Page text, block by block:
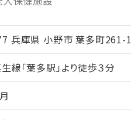
兵庫県 小野市 葉多町261-1
線「葉多駅」より徒歩３分